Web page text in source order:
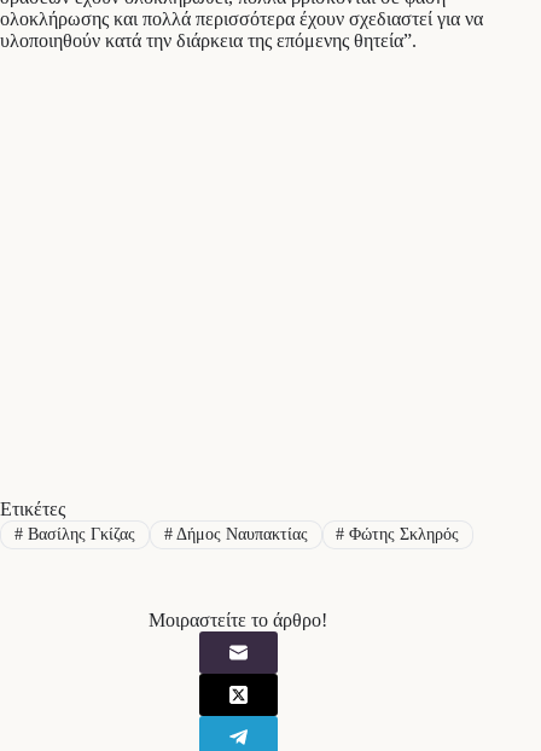
ολοκλήρωσης και πολλά περισσότερα έχουν σχεδιαστεί για να
υλοποιηθούν κατά την διάρκεια της επόμενης θητεία”.
Ετικέτες
#Βασίλης Γκίζας #Δήμος Ναυπακτίας # Φώτης Σκληρός
Μοιραστείτε το άρθρο!